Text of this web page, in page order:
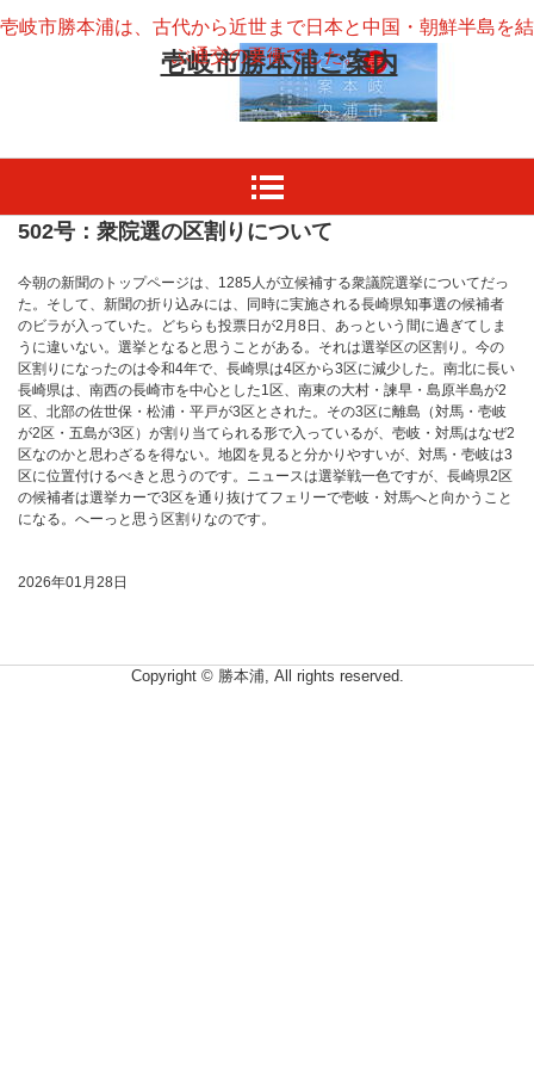
壱岐市勝本浦ご案内
壱岐市勝本浦は、古代から近世まで日本と中国・朝鮮半島を結
ぶ通交の要衝でした。
502号：衆院選の区割りについて
今朝の新聞のトップページは、1285人が立候補する衆議院選挙についてだっ
た。そして、新聞の折り込みには、同時に実施される長崎県知事選の候補者
のビラが入っていた。どちらも投票日が2月8日、あっという間に過ぎてしま
うに違いない。選挙となると思うことがある。それは選挙区の区割り。今の
区割りになったのは令和4年で、長崎県は4区から3区に減少した。南北に長い
長崎県は、南西の長崎市を中心とした1区、南東の大村・諫早・島原半島が2
区、北部の佐世保・松浦・平戸が3区とされた。その3区に離島（対馬・壱岐
が2区・五島が3区）が割り当てられる形で入っているが、壱岐・対馬はなぜ2
区なのかと思わざるを得ない。地図を見ると分かりやすいが、対馬・壱岐は3
区に位置付けるべきと思うのです。ニュースは選挙戦一色ですが、長崎県2区
の候補者は選挙カーで3区を通り抜けてフェリーで壱岐・対馬へと向かうこと
になる。へーっと思う区割りなのです。
2026年01月28日
Copyright © 勝本浦, All rights reserved.